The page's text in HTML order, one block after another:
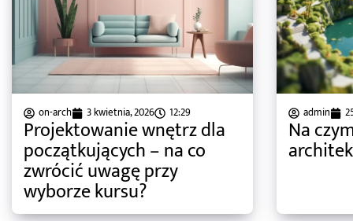
on-arch 3 kwietnia, 2026 12:29
Projektowanie wnętrz dla
początkujących – na co
zwrócić uwagę przy
wyborze kursu?
admin
Na